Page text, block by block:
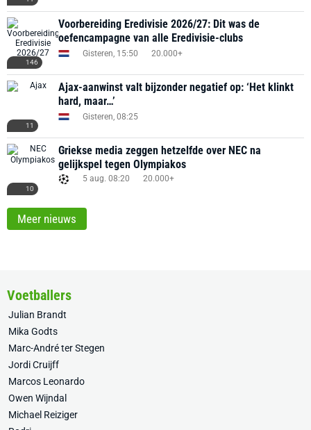
146
Voorbereiding Eredivisie 2026/27: Dit was de
oefencampagne van alle Eredivisie-clubs
Gisteren, 15:50 20.000+
11
Ajax-aanwinst valt bijzonder negatief op: ‘Het klinkt
hard, maar…’
Gisteren, 08:25
10
Griekse media zeggen hetzelfde over NEC na
gelijkspel tegen Olympiakos
5 aug. 08:20 20.000+
Meer nieuws
Voetballers
Julian Brandt
Mika Godts
Marc-André ter Stegen
Jordi Cruijff
Marcos Leonardo
Owen Wijndal
Michael Reiziger